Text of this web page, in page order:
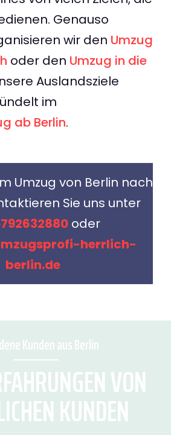
Genauso
wir den Umzug
oder den Umzug in die
Auslandsziele
im
ab Berlin.
Umzug von Berlin nach
Sie uns unter
oder
herrlich-
berlin.de
Kunden aus Berlin
VON
KUNDEN